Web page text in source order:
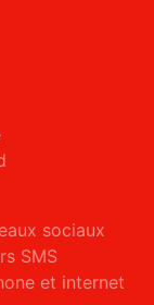
sociaux
SMS
et internet